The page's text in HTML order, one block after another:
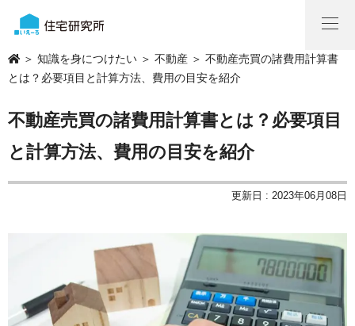
＞ 知識を身につけたい ＞ 不動産 ＞ 不動産売買の諸費用計算書
とは？必要項目と計算方法、費用の目安を紹介
不動産売買の諸費用計算書とは？必要項目
と計算方法、費用の目安を紹介
更新日 : 2023年06月08日